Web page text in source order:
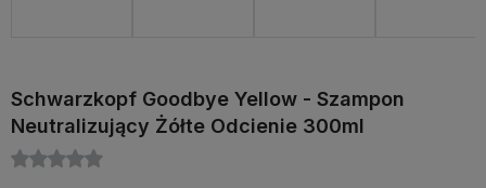
Schwarzkopf Goodbye Yellow - Szampon
Neutralizujący Żółte Odcienie 300ml